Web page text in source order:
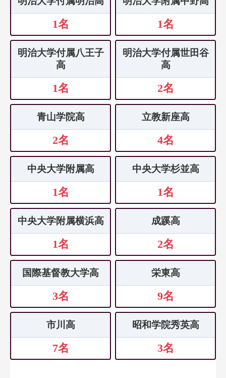
1名 1名
明治大学付属八王子
高
1名
明治大学付属世田谷
高
2名
青山学院高
2名
立教新座高
4名
中央大学附属高
1名
中央大学杉並高
1名
中央大学附属横浜高
1名
成蹊高
2名
国際基督教大学高
3名
栄東高
9名
市川高
7名
昭和学院秀英高
3名